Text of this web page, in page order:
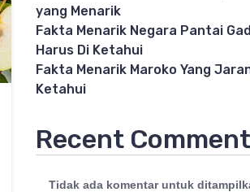
yang Menarik
Fakta Menarik Negara Pantai
Harus Di Ketahui
Fakta Menarik Maroko Yang
Ketahui
Recent
Tidak ada komentar untuk